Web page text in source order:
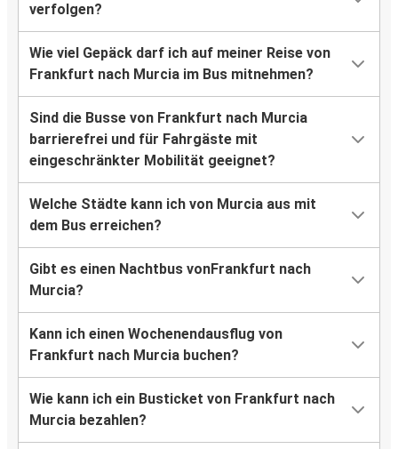
verfolgen?
Wie viel Gepäck darf ich auf meiner Reise von
Frankfurt nach Murcia im Bus mitnehmen?
Sind die Busse von Frankfurt nach Murcia
barrierefrei und für Fahrgäste mit
eingeschränkter Mobilität geeignet?
Welche Städte kann ich von Murcia aus mit
dem Bus erreichen?
Gibt es einen Nachtbus vonFrankfurt nach
Murcia?
Kann ich einen Wochenendausflug von
Frankfurt nach Murcia buchen?
Wie kann ich ein Busticket von Frankfurt nach
Murcia bezahlen?